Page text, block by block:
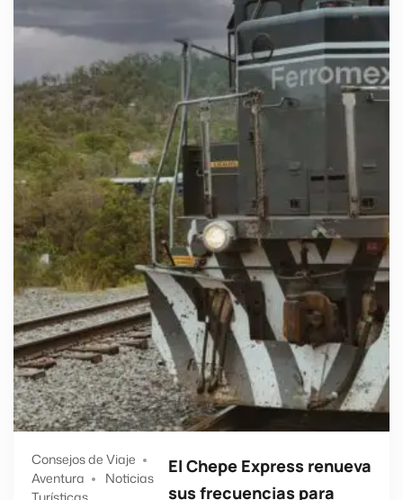
Consejos de Viaje
Aventura
Noticias
El Chepe Express renueva
sus frecuencias para